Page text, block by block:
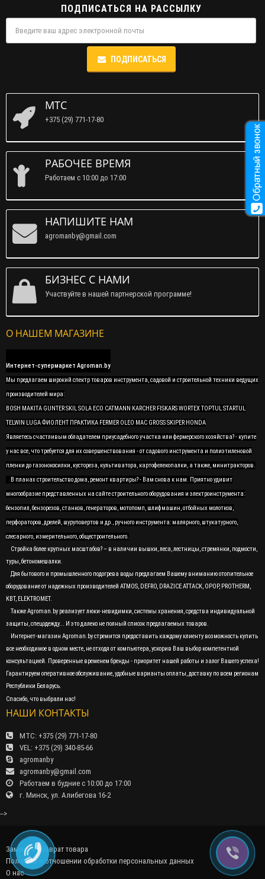
ПОДПИСАТЬСЯ НА РАССЫЛКУ
ПОДПИСАТЬСЯ
МТС
+375 (29) 771-17-80
РАБОЧЕЕ ВРЕМЯ
Работаем c 10:00 до 17:00
НАПИШИТЕ НАМ
agromanby@gmail.com
БИЗНЕС С НАМИ
Участвуйте в нашей партнерской программе!
О НАШЕМ МАГАЗИНЕ
Интернет-супермаркет Agroman.by
Мы предлагаем широкий спектр товаров инструмента, садовой и строительной техники ведущих
производителей мира:
BOSH MAKITA GUNTER SKIL SOLA ECO CATMANN KARCHER FISKARS WORTEX TOPTUL STARTUL
TELWIN LUGA ФИОЛЕНТ ПРАКТИКА FERMER OLEO MAC GROSS SKIPER HONDA
Являетесь счастливым обладателем приусадебного участка или фермерского хозяйства? - купите
у нас все, что требуется для их совершенствования - от садового инструмента и полиэтиленовой
пленки до газонокосилки, кустореза, культиватора, картофелекопалки, а также, минитракторов.
В планах строительство дома, ремонт квартиры? - Вам снова к нам. Приятно удивит
многообразие представленных на сайте строительного оборудования и электроинструмента:
бензопил, бензорезов, станков, генераторов, мотопомп, шлифмашин, отбойных молотков,
перфораторов, дрелей, шуруповертов и др., ручного инструмента: малярного, штукатурного,
слесарного, измерительного, общестроительного.
Стройка более крупных масштабов? – в наличии вышки, леса, лестницы, стремянки, подмости,
туры, бетономешалки.
Для бытового и промышленного подогрева воды предлагаем Вашему вниманию отопительное
оборудование от надежных производителей ATMOS, DEFRO, DRAZICE ATTACK, OPOP, PROTHERM,
KBT, ELEKTROMET.
Также Agroman.by реализует люки-невидимки, системы хранения, средства индивидуальной
защиты, спецодежду... И это далеко не полный список предлагаемых товаров.
Интернет-магазин Agroman.by стремится предоставить каждому клиенту возможность купить
все необходимое в одном месте, не отходя от компьютера, ускорив Ваш выбор компетентной
консультацией. Проверенные временем бренды - приоритет нашей работы и залог Вашего успеха!
Гарантируем оперативное обслуживание, удобные варианты оплаты, доставку по всем регионам
Республики Беларусь.
Спасибо, что выбрали нас!
НАШИ КОНТАКТЫ
МТС: +375 (29) 771-17-80
VEL: +375 (29) 340-85-66
agromanby
agromanby@gmail.com
Работаем в будние с 10:00 до 17:00
г. Минск, ул. Алибегова 16-2
-->
Замена и возврат товара
Политика в отношении обработки персональных данных
О нас